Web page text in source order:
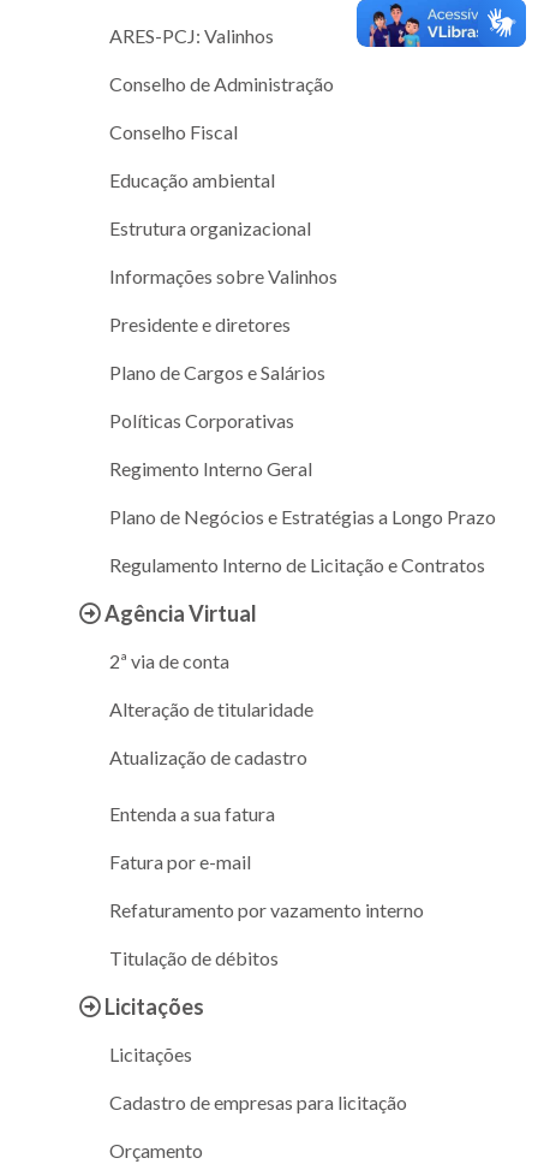
ARES-PCJ: Valinhos
Conselho de Administração
Conselho Fiscal
Educação ambiental
Estrutura organizacional
Informações sobre Valinhos
Presidente e diretores
Plano de Cargos e Salários
Políticas Corporativas
Regimento Interno Geral
Plano de Negócios e Estratégias a Longo Prazo
Regulamento Interno de Licitação e Contratos
Agência Virtual
2ª via de conta
Alteração de titularidade
Atualização de cadastro
Entenda a sua fatura
Fatura por e-mail
Refaturamento por vazamento interno
Titulação de débitos
Licitações
Licitações
Cadastro de empresas para licitação
Orçamento